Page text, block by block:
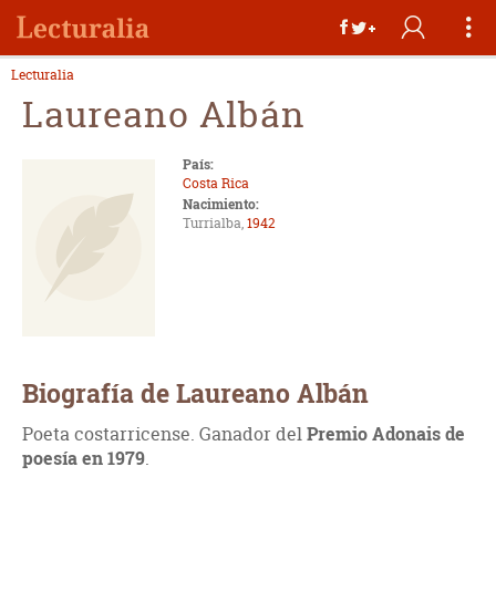
Lecturalia
Laureano Albán
País:
Costa Rica
Nacimiento:
Turrialba,1942
Biografía de Laureano Albán
Poeta costarricense. Ganador delPremio Adonais de
poesía en 1979.